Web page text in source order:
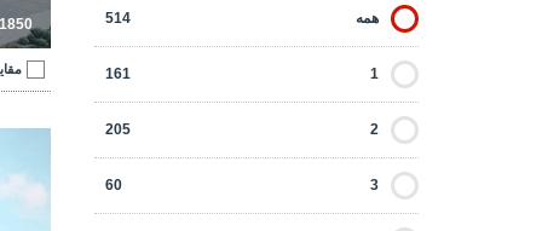
همه 514
1
161
2
205
3
60